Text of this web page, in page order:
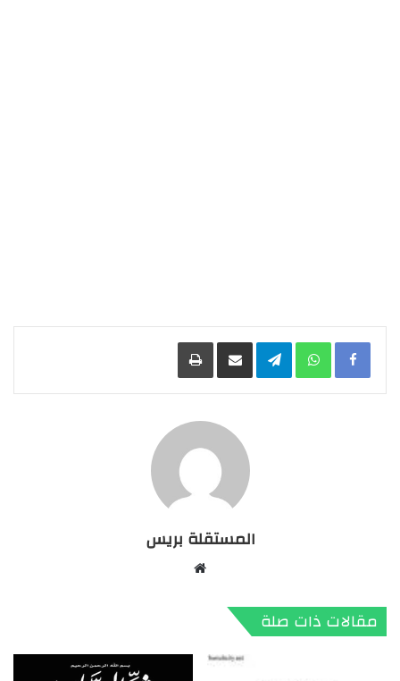
Facebook
WhatsApp
Telegramمشاركة عبر البريد طباعة
المستقلة بريس
مقالات ذات صلة